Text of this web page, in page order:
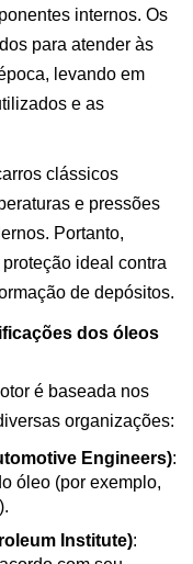
internos. Os
para atender às
levando em
e as
clássicos
e pressões
Portanto,
ideal contra
de depósitos.
dos óleos
é baseada nos
organizações:
Engineers):
óleo (por exemplo,
Institute):